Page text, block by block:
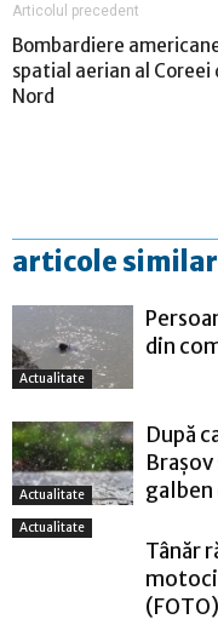
Articolul precedent
Bombardiere
spatial aerian al Coreei
Nord
articole
Actualitate
din
Actualitate
După
Actualitate
Tânăr
(FOTO)